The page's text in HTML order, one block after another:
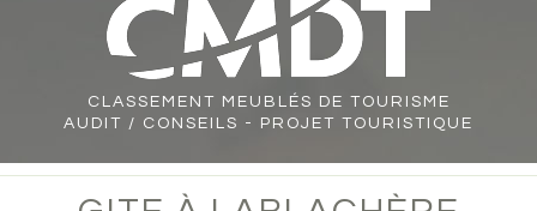
CLASSEMENT
MEUBLÉS DE TOURISME
AUDIT / CONSEILS - PROJET TOURISTIQUE